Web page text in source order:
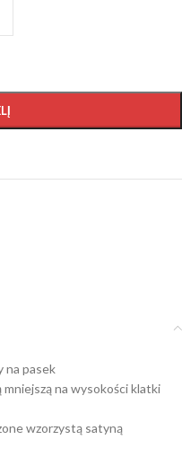
na pasek
mniejszą na wysokości klatki
wzorzystą satyną